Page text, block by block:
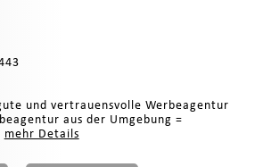
und vertrauensvolle Werbeagentur
aus der Umgebung =
mehr Details